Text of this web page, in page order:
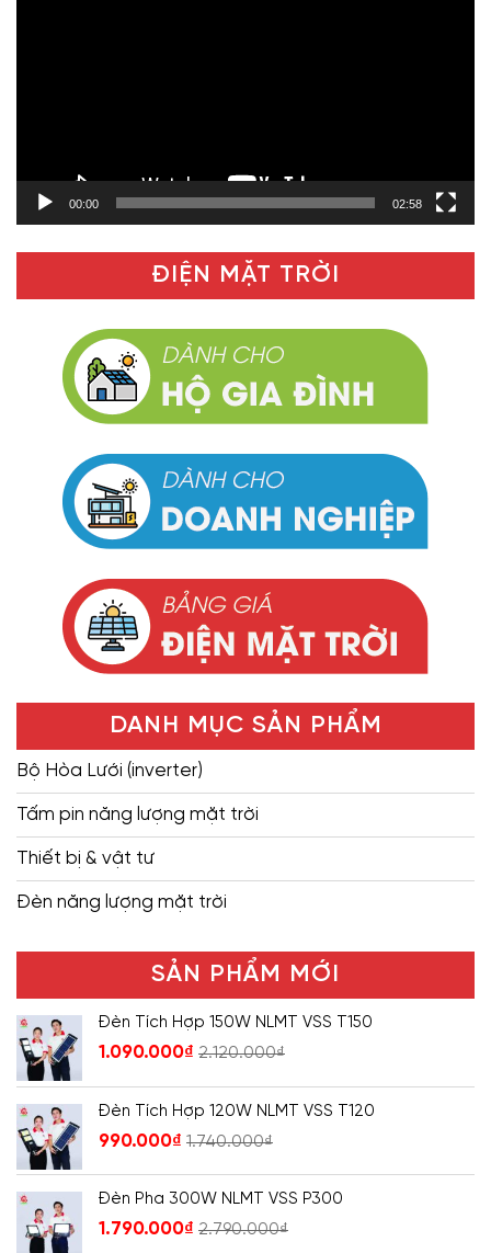
00:00 02:58
ĐIỆN MẶT TRỜI
DANH MỤC SẢN PHẨM
Bộ Hòa Lưới (inverter)
Tấm pin năng lượng mặt trời
Thiết bị & vật tư
Đèn năng lượng mặt trời
SẢN PHẨM MỚI
Đèn Tích Hợp 150W NLMT VSS T150
1.090.000₫ 2.120.000₫
Đèn Tích Hợp 120W NLMT VSS T120
990.000₫ 1.740.000₫
Đèn Pha 300W NLMT VSS P300
1.790.000₫ 2.790.000₫